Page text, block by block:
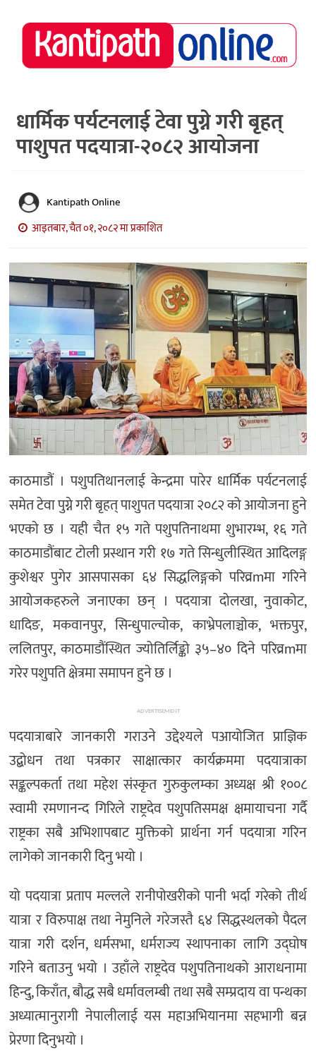
राष्ट्रिय
समाचार
नेपाल
अर्थ/
पर्यटन
मनोरञ्जन
स्वास्थ्य
अन्तर्वार्ता/
विचार
अन्तर्राष्ट्रिय/
प्रवास
भिडियो
राशिफल
English
धार्मिक पर्यटनलाई टेवा पुग्ने गरी बृहत्
पाशुपत पदयात्रा-२०८२ आयोजना
Kantipath Online
आइतबार, चैत ०१, २०८२ मा प्रकाशित
काठमाडौं । पशुपतिथानलाई केन्द्रमा पारेर धार्मिक पर्यटनलाई
समेत टेवा पुग्ने गरी बृहत् पाशुपत पदयात्रा २०८२ को आयोजना हुने
भएको छ । यही चैत १५ गते पशुपतिनाथमा शुभारम्भ, १६ गते
काठमाडौंबाट टोली प्रस्थान गरी १७ गते सिन्धुलीस्थित आदिलङ्ग
कुशेश्वर पुगेर आसपासका ६४ सिद्धलिङ्गको परिव्रmमा गरिने
आयोजकहरुले जनाएका छन् । पदयात्रा दोलखा, नुवाकोट,
धादिङ, मकवानपुर, सिन्धुपाल्चोक, काभ्रेपलाञ्चोक, भक्तपुर,
ललितपुर, काठमाडौंस्थित ज्योतिर्लिङ्को ३५–४० दिने परिव्रmमा
गरेर पशुपति क्षेत्रमा समापन हुने छ ।
ADVERTISEMENT
पदयात्राबारे जानकारी गराउने उद्देश्यले पआयोजित प्राज्ञिक
उद्बोधन तथा पत्रकार साक्षात्कार कार्यक्रममा पदयात्राका
सङ्कल्पकर्ता तथा महेश संस्कृत गुरुकुलम्का अध्यक्ष श्री १००८
स्वामी रमणानन्द गिरिले राष्ट्रदेव पशुपतिसमक्ष क्षमायाचना गर्दै
राष्ट्रका सबै अभिशापबाट मुक्तिको प्रार्थना गर्न पदयात्रा गरिन
लागेको जानकारी दिनु भयो ।
यो पदयात्रा प्रताप मल्लले रानीपोखरीको पानी भर्दा गरेको तीर्थ
यात्रा र विरुपाक्ष तथा नेमुनिले गरेजस्तै ६४ सिद्धस्थलको पैदल
यात्रा गरी दर्शन, धर्मसभा, धर्मराज्य स्थापनाका लागि उद्घोष
गरिने बताउनु भयो । उहाँले राष्ट्रदेव पशुपतिनाथको आराधनामा
हिन्दु, किराँत, बौद्ध सबै धर्मावलम्बी तथा सबै सम्प्रदाय वा पन्थका
अध्यात्मानुरागी नेपालीलाई यस महाअभियानमा सहभागी बन्न
प्रेरणा दिनुभयो ।